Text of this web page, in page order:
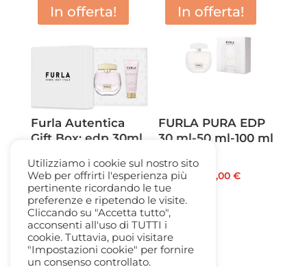
da
24,50 €
34,50 €
In offerta!
Furla Autentica
Gift Box: edp 30ml
56,00€Il
prezzo
originale
era:
56,00 €.
38,50€ Il
prezzo
attuale
è:
38,50 €.
In offerta!
FURLA PURA EDP
30 ml-50 ml-100 ml
30,00 60,00€Fascia
Utilizziamo i cookie sul nostro sito
Web per offrirti l'esperienza più
pertinente ricordando le tue
preferenze e ripetendo le visite.
Cliccando su "Accetta tutto",
acconsenti all'uso di TUTTI i
cookie. Tuttavia, puoi visitare
"Impostazioni cookie" per fornire
un consenso controllato.